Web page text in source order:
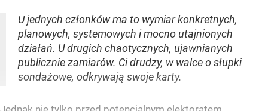
U jednych członków ma to wymiar konkretnych,
planowych, systemowych i mocno utajnionych
działań. U drugich chaotycznych, ujawnianych
publicznie zamiarów. Ci drudzy, w walce o słupki
sondażowe, odkrywają swoje karty.